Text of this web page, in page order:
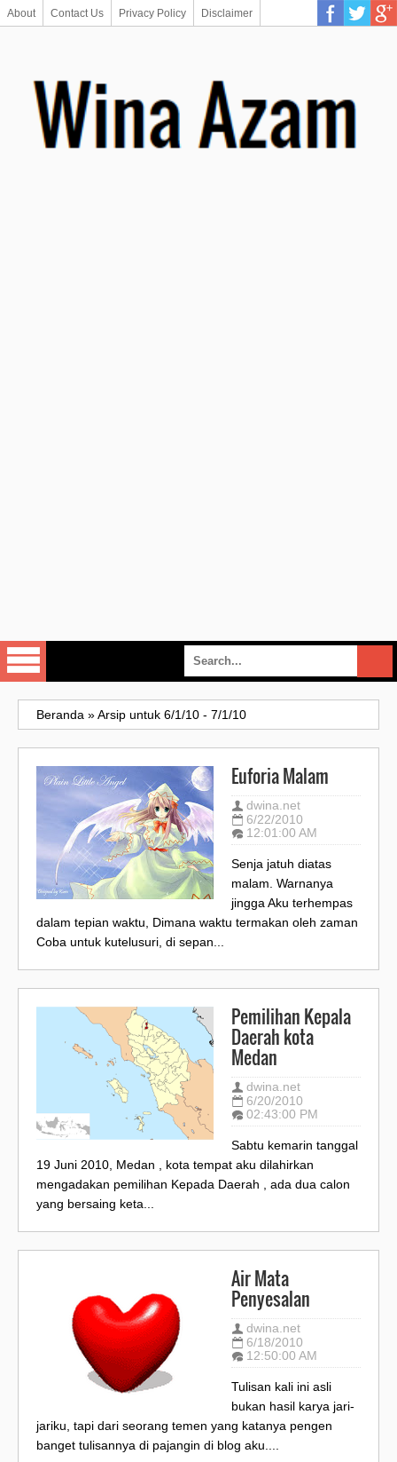
About Contact Us Privacy Policy Disclaimer
Beranda »Arsip untuk 6/1/10 - 7/1/10
Euforia Malam
dwina.net
6/22/2010
12:01:00 AM
Senja jatuh diatas
malam. Warnanya
jingga Aku terhempas
dalam tepian waktu, Dimana waktu termakan oleh zaman
Coba untuk kutelusuri, di sepan...
Pemilihan Kepala
Daerah kota
Medan
dwina.net
6/20/2010
02:43:00 PM
Sabtu kemarin tanggal
19 Juni 2010, Medan , kota tempat aku dilahirkan
mengadakan pemilihan Kepada Daerah , ada dua calon
yang bersaing keta...
Air Mata
Penyesalan
dwina.net
6/18/2010
12:50:00 AM
Tulisan kali ini asli
bukan hasil karya jari-
jariku, tapi dari seorang temen yang katanya pengen
banget tulisannya di pajangin di blog aku....